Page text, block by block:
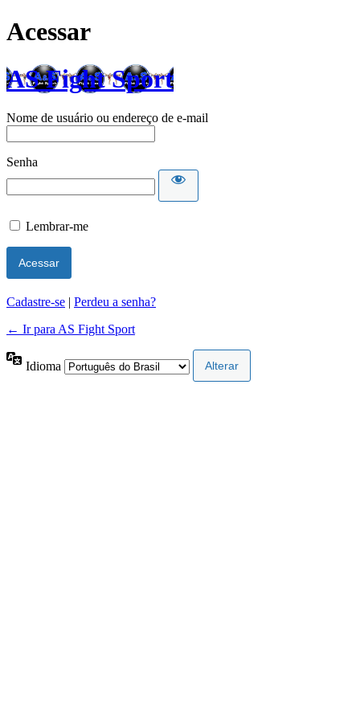
Acessar
AS Fight Sport
Nome de usuário ou endereço de e-mail
Senha
Lembrar-me
Cadastre-se | Perdeu a senha?
← Ir para AS Fight Sport
Idioma